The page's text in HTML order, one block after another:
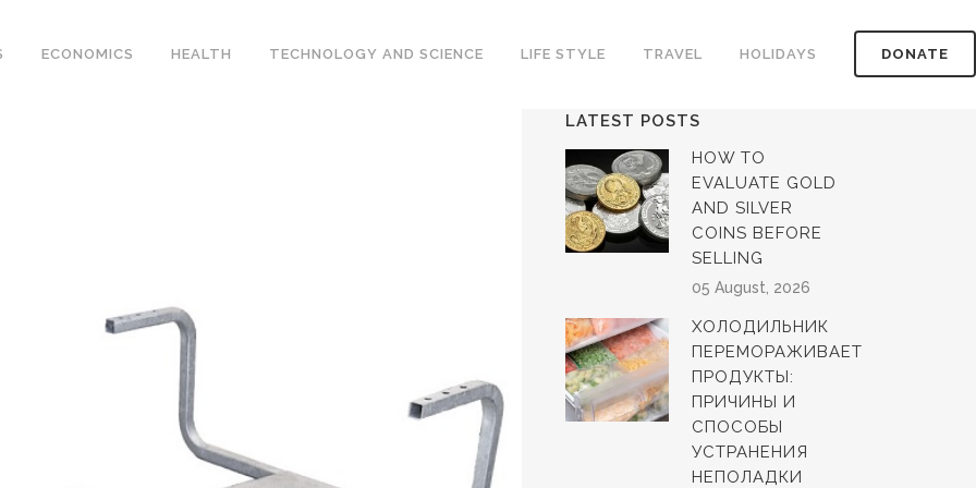
DONATE
ECONOMICS HEALTH TECHNOLOGY AND SCIENCE LIFE STYLE TRAVEL HOLIDAYS
LATEST POSTS
HOW TO
EVALUATE GOLD
AND SILVER
COINS BEFORE
SELLING
05 August, 2026
ХОЛОДИЛЬНИК
ПЕРЕМОРАЖИВАЕТ
ПРОДУКТЫ:
ПРИЧИНЫ И
СПОСОБЫ
УСТРАНЕНИЯ
НЕПОЛАДКИ